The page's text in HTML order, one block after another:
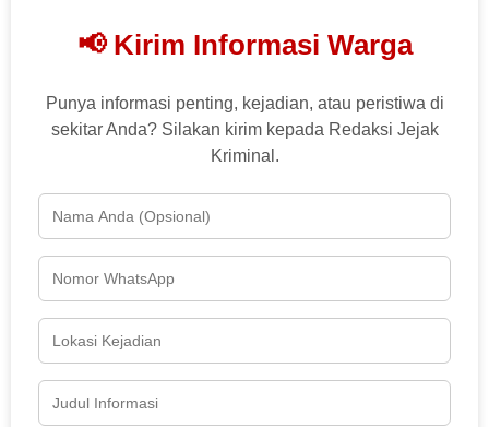
📢 Kirim Informasi Warga
Punya informasi penting, kejadian, atau peristiwa di
sekitar Anda? Silakan kirim kepada Redaksi Jejak
Kriminal.